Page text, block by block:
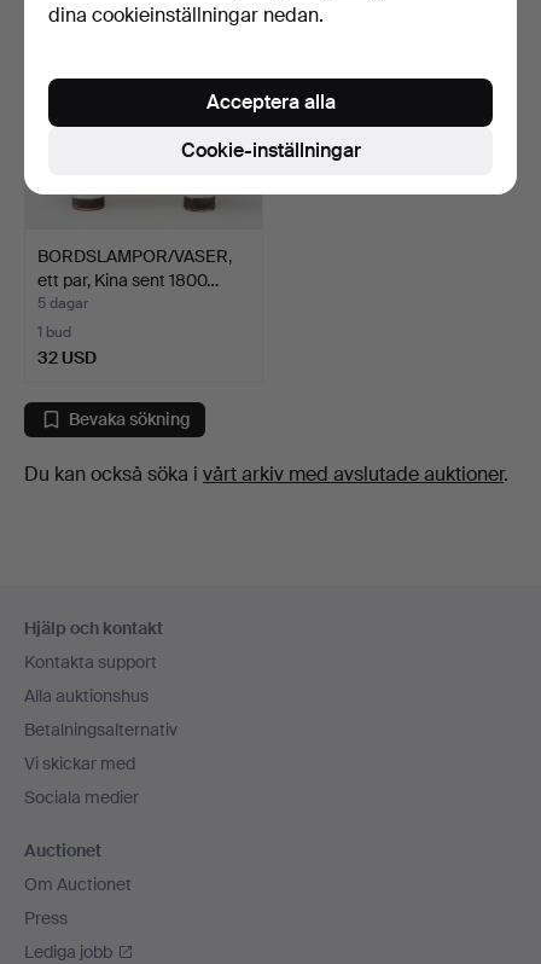
BORDSLAMPOR/VASER,
ett par, Kina sent 1800…
5 dagar
1 bud
32 USD
Bevaka sökning
Du kan också söka i vårt arkiv med avslutade auktioner.
Hjälp och kontakt
Kontakta support
Alla auktionshus
Betalningsalternativ
Vi skickar med
Sociala medier
Auctionet
Om Auctionet
Press
Lediga jobb
dina cookieinställningar nedan.
Cookie-inställningar
Acceptera alla